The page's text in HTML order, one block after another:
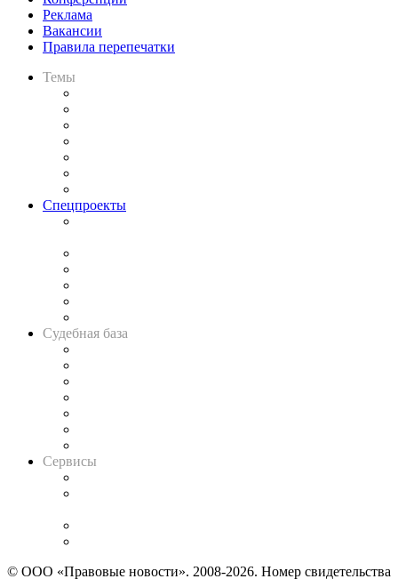
Реклама
Вакансии
Правила перепечатки
Темы
Спецпроекты
Судебная база
Сервисы
© ООО «Правовые новости». 2008-2026. Номер свидетельства